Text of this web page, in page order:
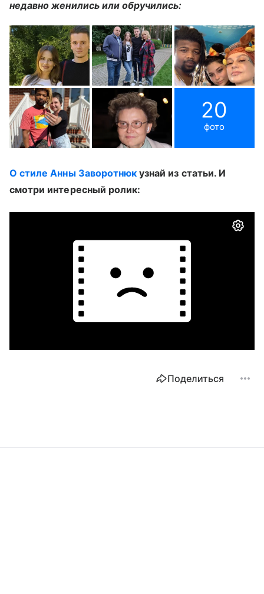
недавно женились или обручились:
20
фото
О стиле Анны Заворотнюк узнай из статьи. И
смотри интересный ролик:
Поделиться